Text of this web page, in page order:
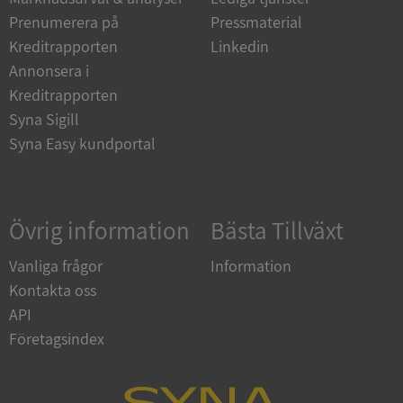
Prenumerera på
Kreditrapporten
Annonsera i
Kreditrapporten
Syna Sigill
Syna Easy kundportal
Pressmaterial
Linkedin
Övrig information
Vanliga frågor
Kontakta oss
API
Företagsindex
Bästa Tillväxt
Information
Strikt nödvändiga kakor tillåter
kärnwebbplatsfunktioner som användarinloggning
och kontohantering. Webbplatsen kan inte
användas ordentligt utan strikt nödvändiga cookies.
Namn
__RequestVerificationToken